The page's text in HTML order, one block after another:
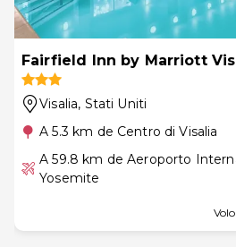
Fairfield Inn by Marriott
Visalia, Stati Uniti
A 5.3 km de Centro di Visalia
A 59.8 km de Aeroporto
Yosemite